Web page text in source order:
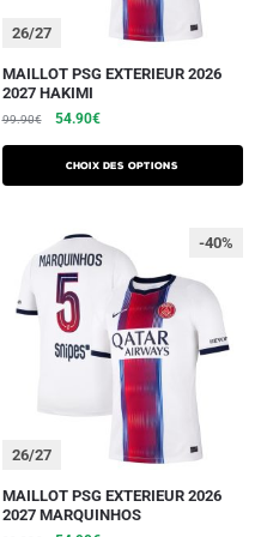
du
26/27
MAILLOT PSG EXTERIEUR 2026
2027 HAKIMI
99.90€
Le
initial
était :
54.90€Le
actuel
est :
Choix des options
Ce
produit
a
plusieurs
variations.
options
peuvent
être
choisies
du
26/27
-40%
MAILLOT PSG EXTERIEUR 2026
2027 MARQUINHOS
Ce
produit